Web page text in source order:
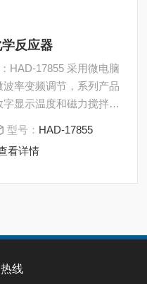
反应器
率变频调节，系列产品
显示温度和磁力搅拌转
要摸索微波催化反应条
小微波率而又希望保持
性和实用性均可以。
型号： HAD-17855
看详情
线